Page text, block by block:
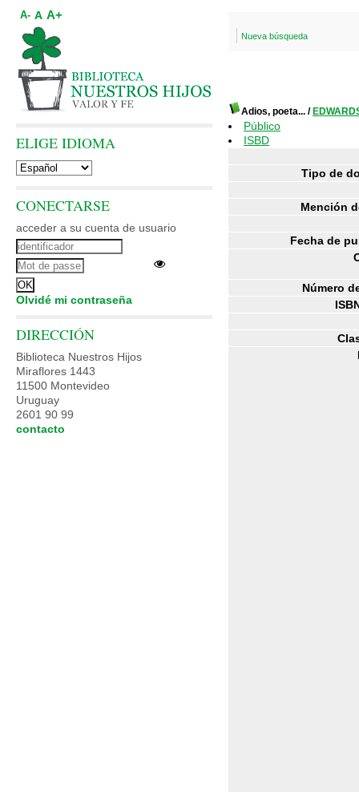
Nueva búsqueda
Adios, poeta... /
Público
ISBD
Tipo de
Mención
Fecha de
Número
A- A A+
ELIGE IDIOMA
CONECTARSE
acceder a su cuenta de usuario
Olvidé mi contraseña
DIRECCIÓN
Biblioteca Nuestros Hijos
Miraflores 1443
11500 Montevideo
Uruguay
2601 90 99
contacto